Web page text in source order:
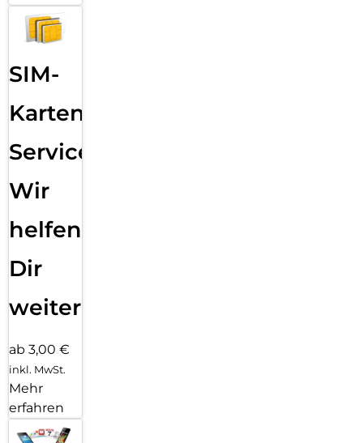
SIM-
Karten
Service:
Wir
helfen
Dir
weiter
ab 3,00 €
inkl. MwSt.
Mehr
erfahren